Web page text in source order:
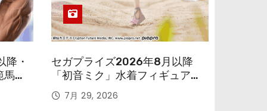
・
勇
セガプライズ2026年8月以降
「初音ミク」水着フィギュアが
色味を変えて再登場！
7月 29, 2026